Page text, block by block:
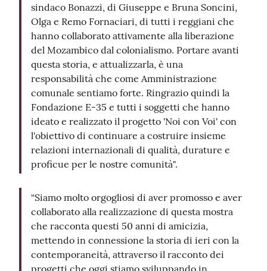
sindaco Bonazzi, di Giuseppe e Bruna Soncini,
Olga e Remo Fornaciari, di tutti i reggiani che
hanno collaborato attivamente alla liberazione
del Mozambico dal colonialismo. Portare avanti
questa storia, e attualizzarla, è una
responsabilità che come Amministrazione
comunale sentiamo forte. Ringrazio quindi la
Fondazione E-35 e tutti i soggetti che hanno
ideato e realizzato il progetto 'Noi con Voi' con
l'obiettivo di continuare a costruire insieme
relazioni internazionali di qualità, durature e
proficue per le nostre comunità".
“Siamo molto orgogliosi di aver promosso e aver
collaborato alla realizzazione di questa mostra
che racconta questi 50 anni di amicizia,
mettendo in connessione la storia di ieri con la
contemporaneità, attraverso il racconto dei